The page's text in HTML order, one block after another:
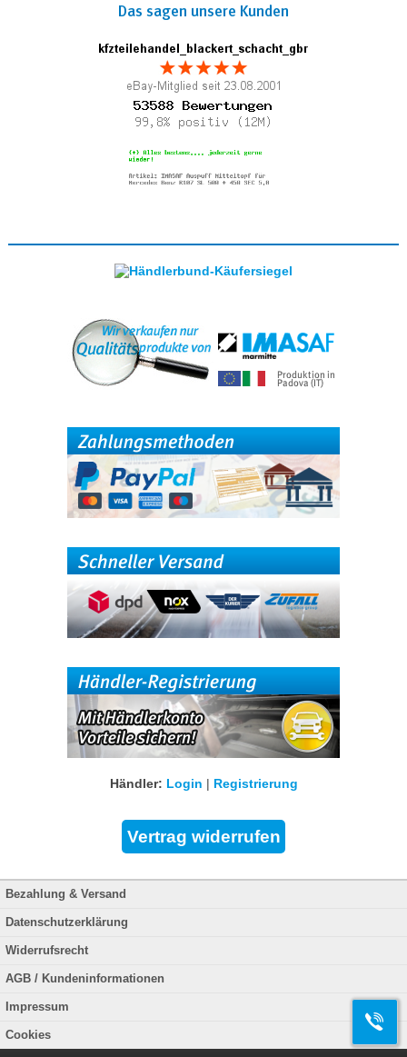
Das sagen unsere Kunden
Händler: Login | Registrierung
Bezahlung & Versand
Datenschutzerklärung
Widerrufsrecht
AGB / Kundeninformationen
Impressum
Cookies